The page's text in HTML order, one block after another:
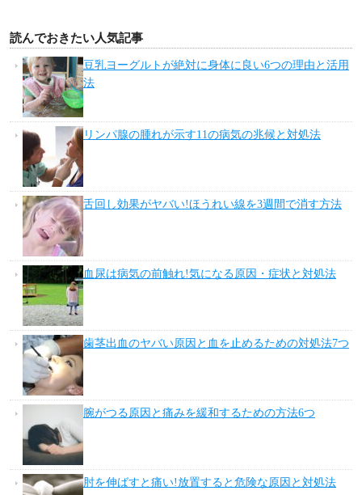
読んでおきたい人気記事
豆乳ヨーグルトが絶対に身体に良い6つの理由と活用
法
リンパ腺の腫れが示す11の病気の兆候と対処法
舌回し効果がヤバい!ほうれい線を3週間で消す方法
血尿は病気の前触れ!気になる原因・症状と対処法
歯茎出血のヤバい原因と血を止めるための対処法7つ
腕がつる原因と痛みを緩和するための方法6つ
肘を伸ばすと痛い!放置すると危険な原因と対処法